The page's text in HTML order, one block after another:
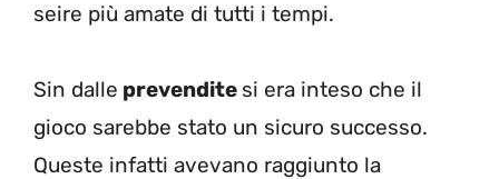
seire più amate di tutti i tempi.
Sin dalle prevendite si era inteso che il
gioco sarebbe stato un sicuro successo.
Queste infatti avevano raggiunto la